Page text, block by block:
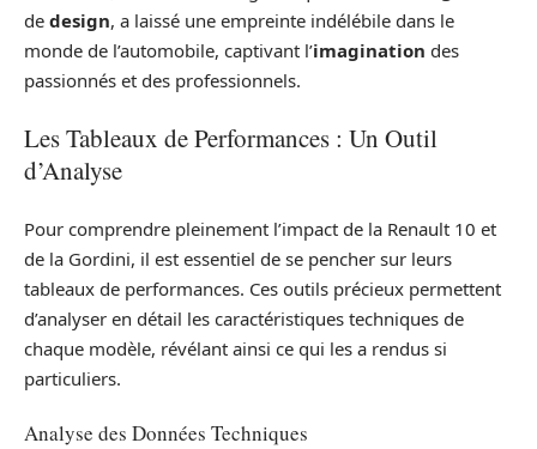
de design, a laissé une empreinte indélébile dans le
monde de l’automobile, captivant l’imagination des
passionnés et des professionnels.
Les Tableaux de Performances : Un Outil
d’Analyse
Pour comprendre pleinement l’impact de la Renault 10 et
de la Gordini, il est essentiel de se pencher sur leurs
tableaux de performances. Ces outils précieux permettent
d’analyser en détail les caractéristiques techniques de
chaque modèle, révélant ainsi ce qui les a rendus si
particuliers.
Analyse des Données Techniques